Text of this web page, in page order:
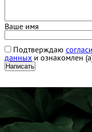
Ваше имя
Подтверждаю
данныхи ознакомлен